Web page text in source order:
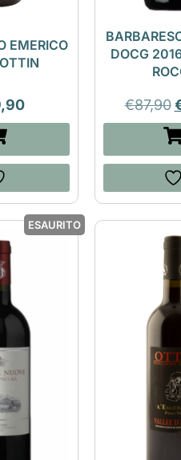
EMERICO
DOCG
€87,90
ESAURITO